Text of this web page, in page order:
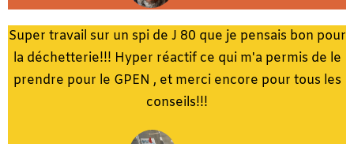
Super travail sur un spi de J 80 que je pensais bon pour
la déchetterie!!! Hyper réactif ce qui m'a permis de le
prendre pour le GPEN , et merci encore pour tous les
conseils!!!